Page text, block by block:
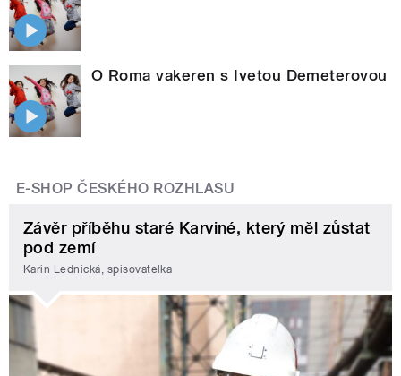
O Roma vakeren s Ivetou Demeterovou
E-SHOP ČESKÉHO ROZHLASU
Závěr příběhu staré Karviné, který měl zůstat
pod zemí
Karin Lednická, spisovatelka